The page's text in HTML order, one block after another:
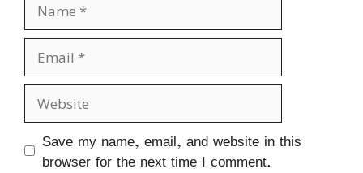
Email
Website
Save my name, email, and website in this
browser for the next time I comment.